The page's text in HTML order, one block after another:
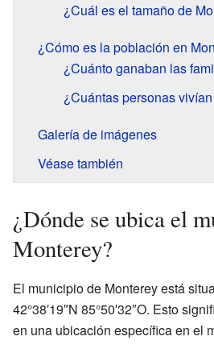
¿Cuál es el tamaño de
¿Cómo es la población en
¿Cuánto ganaban las
¿Cuántas personas
Galería de imágenes
Véase también
¿Dónde se ubica el
Monterey?
El municipio de Monterey está
42°38′19″N 85°50′32″O. Esto
en una ubicación específica en el